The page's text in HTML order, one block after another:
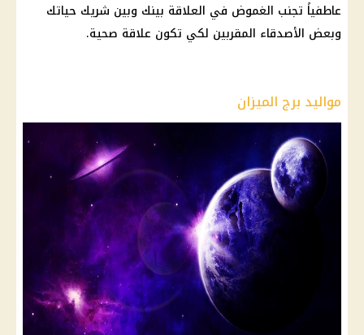
عاطفياً تجنب الغموض في العلاقة بينك وبين شريك حياتك
وبعض الأصدقاء المقربين لكي تكون علاقة صحية.
مواليد برج الميزان